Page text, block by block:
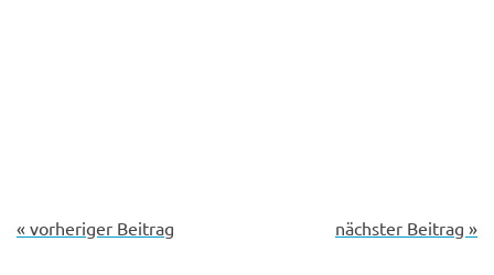
« vorheriger Beitrag nächster Beitrag »